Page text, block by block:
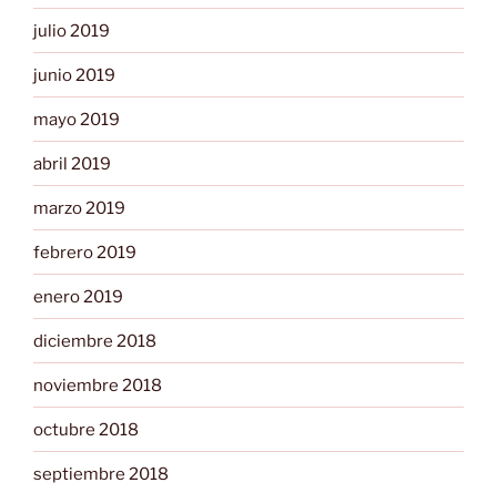
julio 2019
junio 2019
mayo 2019
abril 2019
marzo 2019
febrero 2019
enero 2019
diciembre 2018
noviembre 2018
octubre 2018
septiembre 2018